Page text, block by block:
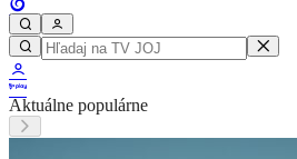
Aktuálne populárne